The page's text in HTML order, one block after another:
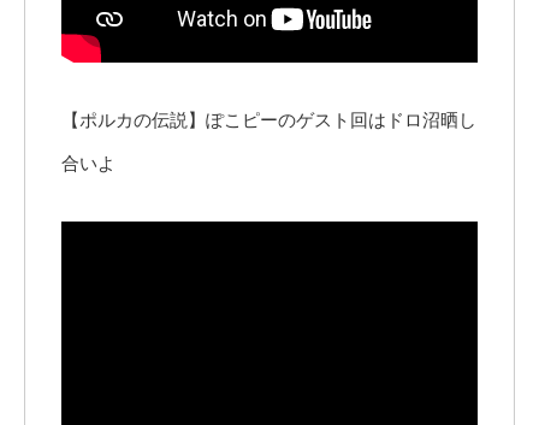
【ポルカの伝説】ぽこピーのゲスト回はドロ沼晒し
合いよ